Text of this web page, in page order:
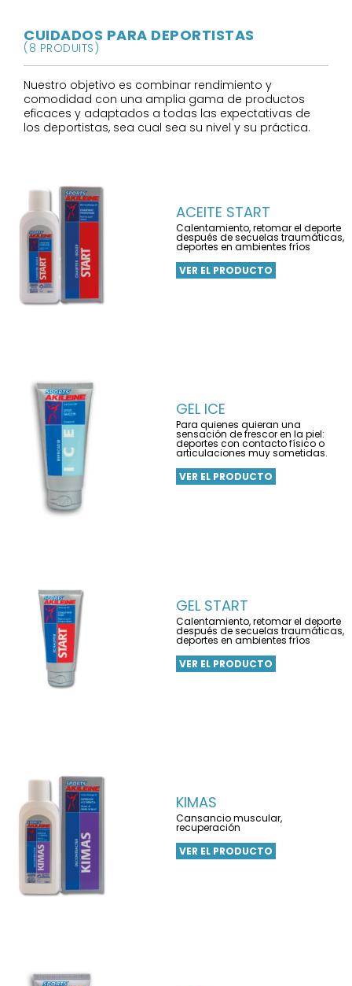
CUIDADOS PARA DEPORTISTAS
(8 PRODUITS)
Nuestro objetivo es combinar rendimiento y
comodidad con una amplia gama de productos
eficaces y adaptados a todas las expectativas de
los deportistas, sea cual sea su nivel y su práctica.
ACEITE START
Calentamiento, retomar el deporte
después de secuelas traumáticas,
deportes en ambientes fríos
VER EL PRODUCTO
GEL ICE
Para quienes quieran una
sensación de frescor en la piel:
deportes con contacto físico o
articulaciones muy sometidas.
VER EL PRODUCTO
GEL START
Calentamiento, retomar el deporte
después de secuelas traumáticas,
deportes en ambientes fríos
VER EL PRODUCTO
KIMAS
Cansancio muscular,
recuperación
VER EL PRODUCTO